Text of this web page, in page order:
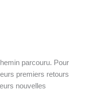
parcouru. Pour
premiers retours
nouvelles